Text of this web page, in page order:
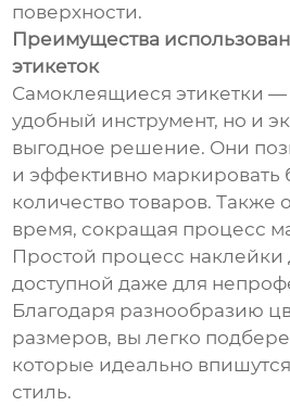
поверхности.
Преимущества
этикеток
Самоклеящиеся этикетки —
удобный инструмент, но и
выгодное решение. Они
и эффективно маркировать
количество товаров. Также
время, сокращая процесс
Простой процесс наклейки
доступной даже для
Благодаря разнообразию
размеров, вы легко
которые идеально
стиль.